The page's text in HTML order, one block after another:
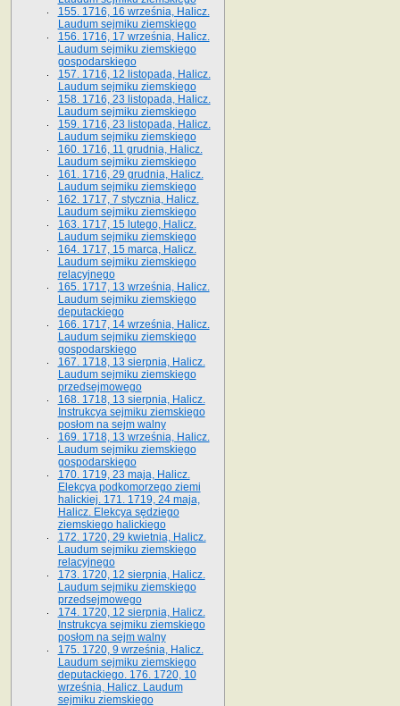
155. 1716, 16 września, Halicz.
Laudum sejmiku ziemskiego
156. 1716, 17 września, Halicz.
Laudum sejmiku ziemskiego
gospodarskiego
157. 1716, 12 listopada, Halicz.
Laudum sejmiku ziemskiego
158. 1716, 23 listopada, Halicz.
Laudum sejmiku ziemskiego
159. 1716, 23 listopada, Halicz.
Laudum sejmiku ziemskiego
160. 1716, 11 grudnia, Halicz.
Laudum sejmiku ziemskiego
161. 1716, 29 grudnia, Halicz.
Laudum sejmiku ziemskiego
162. 1717, 7 stycznia, Halicz.
Laudum sejmiku ziemskiego
163. 1717, 15 lutego, Halicz.
Laudum sejmiku ziemskiego
164. 1717, 15 marca, Halicz.
Laudum sejmiku ziemskiego
relacyjnego
165. 1717, 13 września, Halicz.
Laudum sejmiku ziemskiego
deputackiego
166. 1717, 14 września, Halicz.
Laudum sejmiku ziemskiego
gospodarskiego
167. 1718, 13 sierpnia, Halicz.
Laudum sejmiku ziemskiego
przedsejmowego
168. 1718, 13 sierpnia, Halicz.
Instrukcya sejmiku ziemskiego
posłom na sejm walny
169. 1718, 13 września, Halicz.
Laudum sejmiku ziemskiego
gospodarskiego
170. 1719, 23 maja, Halicz.
Elekcya podkomorzego ziemi
halickiej. 171. 1719, 24 maja,
Halicz. Elekcya sędziego
ziemskiego halickiego
172. 1720, 29 kwietnia, Halicz.
Laudum sejmiku ziemskiego
relacyjnego
173. 1720, 12 sierpnia, Halicz.
Laudum sejmiku ziemskiego
przedsejmowego
174. 1720, 12 sierpnia, Halicz.
Instrukcya sejmiku ziemskiego
posłom na sejm walny
175. 1720, 9 września, Halicz.
Laudum sejmiku ziemskiego
deputackiego. 176. 1720, 10
września, Halicz. Laudum
sejmiku ziemskiego